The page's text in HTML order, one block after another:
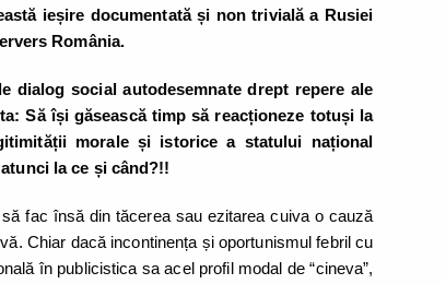
ieșire documentată și non trivială a Rusiei
România.
dialog social autodesemnate drept repere ale
Să își găsească timp să reacționeze totuși la
morale și istorice a statului național
la ce și când?!!
fac însă din tăcerea sau ezitarea cuiva o cauză
Chiar dacă incontinența și oportunismul febril cu
în publicistica sa acel profil modal de “cineva”,